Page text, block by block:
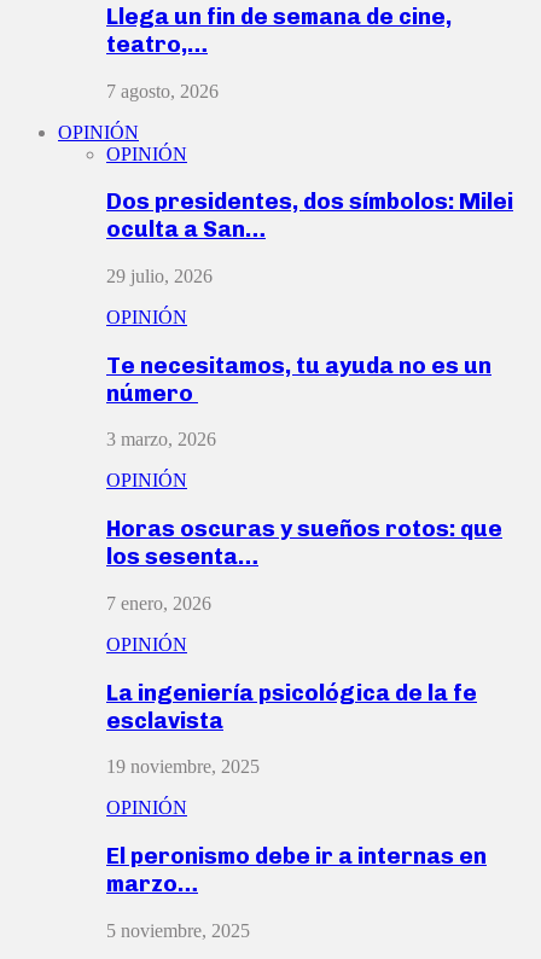
Llega un fin de semana de cine,
teatro,…
7 agosto, 2026
OPINIÓN
OPINIÓN
Dos presidentes, dos símbolos: Milei
oculta a San…
29 julio, 2026
OPINIÓN
Te necesitamos, tu ayuda no es un
número
3 marzo, 2026
OPINIÓN
Horas oscuras y sueños rotos: que
los sesenta…
7 enero, 2026
OPINIÓN
La ingeniería psicológica de la fe
esclavista
19 noviembre, 2025
OPINIÓN
El peronismo debe ir a internas en
marzo…
5 noviembre, 2025